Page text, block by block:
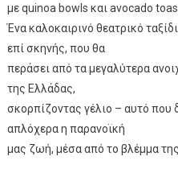
με quinoa bowls και avocado
Ένα καλοκαιρινό θεατρικό
επί σκηνής, που θα
περάσει από τα μεγαλύτερα
της Ελλάδας,
σκορπίζοντας γέλιο – αυτό που
απλόχερα η παρανοϊκή
μας ζωή, μέσα από το βλέμμα